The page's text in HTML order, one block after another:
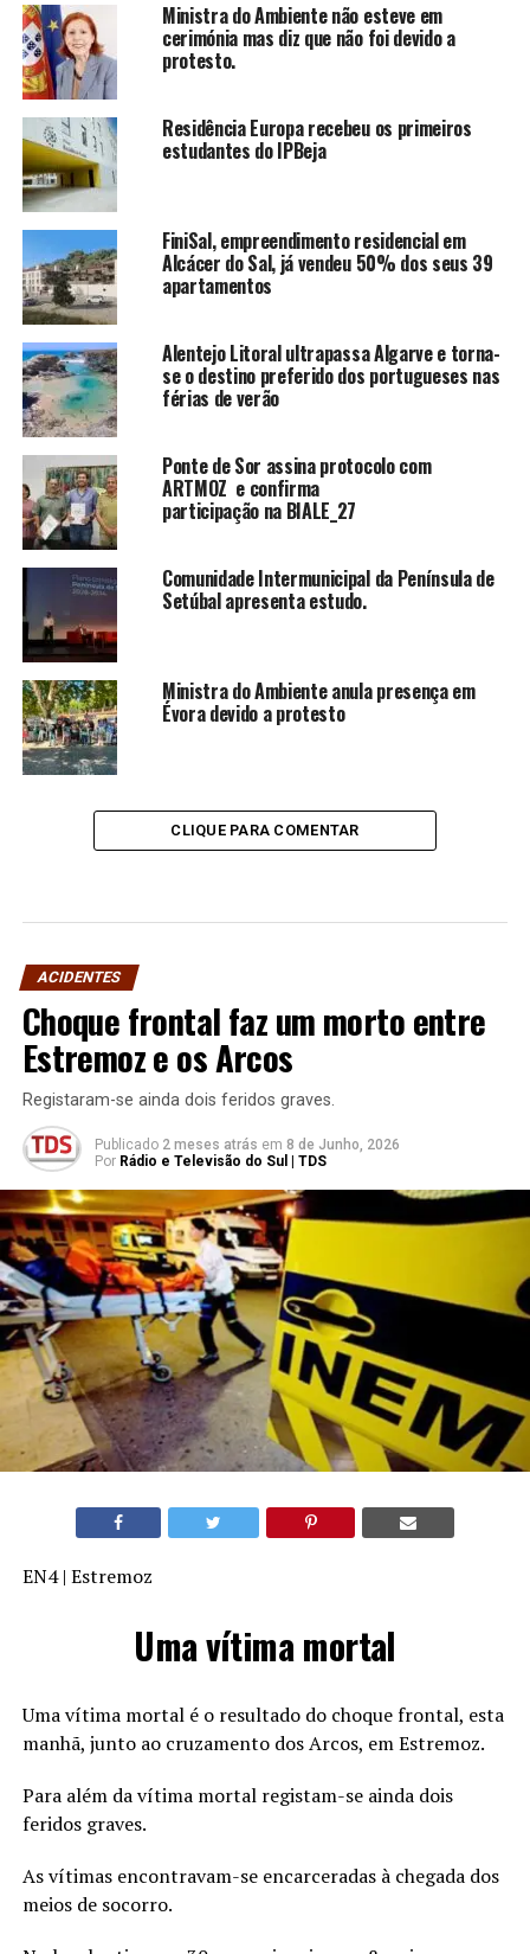
Ministra do Ambiente não esteve em
cerimónia mas diz que não foi devido a
protesto.
Residência Europa recebeu os primeiros
estudantes do IPBeja
FiniSal, empreendimento residencial em
Alcácer do Sal, já vendeu 50% dos seus 39
apartamentos
Alentejo Litoral ultrapassa Algarve e torna-
se o destino preferido dos portugueses nas
férias de verão
Ponte de Sor assina protocolo com
ARTMOZ e confirma
participação na BIALE_27
Comunidade Intermunicipal da Península de
Setúbal apresenta estudo.
Ministra do Ambiente anula presença em
Évora devido a protesto
CLIQUE PARA COMENTAR
ACIDENTES
Choque frontal faz um morto entre
Estremoz e os Arcos
Registaram-se ainda dois feridos graves.
Publicado 2 meses atrás em 8 de Junho, 2026
Por Rádio e Televisão do Sul | TDS
EN4 | Estremoz
Uma vítima mortal
Uma vítima mortal é o resultado do choque frontal, esta
manhã, junto ao cruzamento dos Arcos, em Estremoz.
Para além da vítima mortal registam-se ainda dois
feridos graves.
As vítimas encontravam-se encarceradas à chegada dos
meios de socorro.